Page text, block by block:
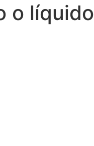
o líquido